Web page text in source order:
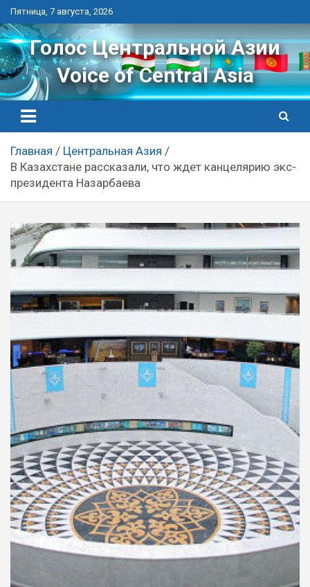
Перейти
к
контенту
Пятница, 7 августа, 2026
Голос Центральной Азии
Voice of Central Asia
Главная
Центральная Азия
В Казахстане рассказали, что ждет канцелярию экс-
президента Назарбаева